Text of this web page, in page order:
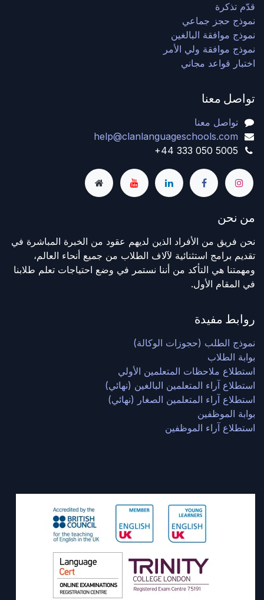
قدّم تذكرة
نموذج حجز جماعي
نموذج موافقة البالغين
نموذج موافقة ولي الأمر
اختبار قواعد مجاني
تواصل معنا
تواصل معنا
help@clanlanguageschools.com
+44 333 050 5005
من نحن
نحن فريق من الأفراد الذين لديهم عقود من الخبرة المباشرة في
تقديم برامج استثنائية لآلاف الطلاب من جميع أنحاء العالم،
ومهمتنا هي التأكد من أننا نستمر في وضع احتياجات تعلم طلابنا
في المقام الأول.
روابط مفيدة
نموذج الطلب (حجوزات الوكالة)
بوابة الطلاب
استطلاع ملاحظات المتعلمين الأولي
استطلاع آراء المتعلمين البالغين (نهائي)
استطلاع آراء المتعلمين الصغار (نهائي)
بوابة الموظفين
استطلاع آراء الموظفين